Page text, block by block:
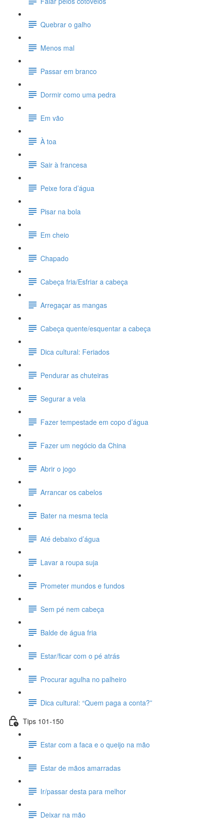
Quebrar o galho
Menos mal
Passar em branco
Dormir como uma pedra
Em vão
À toa
Sair à francesa
Peixe fora d’água
Pisar na bola
Em cheio
Chapado
Cabeça fria/Esfriar a cabeça
Arregaçar as mangas
Cabeça quente/esquentar a cabeça
Dica cultural: Feriados
Pendurar as chuteiras
Segurar a vela
Fazer tempestade em copo d’água
Fazer um negócio da China
Abrir o jogo
Arrancar os cabelos
Bater na mesma tecla
Até debaixo d’água
Lavar a roupa suja
Prometer mundos e fundos
Sem pé nem cabeça
Balde de água fria
Estar/ficar com o pé atrás
Procurar agulha no palheiro
Dica cultural: “Quem paga a conta?”
Tips 101-150
Estar com a faca e o queijo na mão
Estar de mãos amarradas
Ir/passar desta para melhor
Deixar na mão